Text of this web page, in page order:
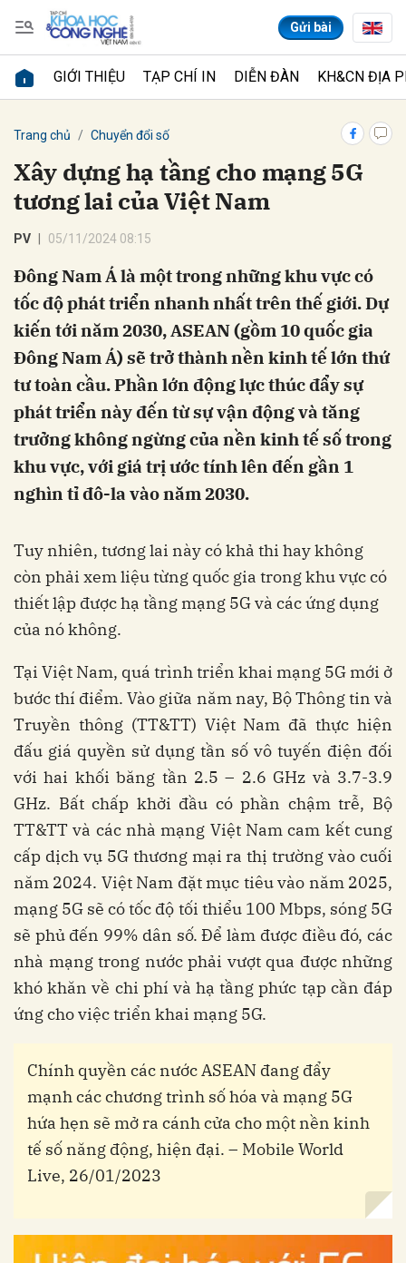
Gửi bài
GIỚI THIỆU TẠP CHÍ IN DIỄN ĐÀN KH&CN ĐỊA
Trang chủ Chuyển đổi số
Xây dựng hạ tầng cho mạng 5G
tương lai của Việt Nam
PV 05/11/2024 08:15
Đông Nam Á là một trong những khu vực có
tốc độ phát triển nhanh nhất trên thế giới. Dự
kiến tới năm 2030, ASEAN (gồm 10 quốc gia
Đông Nam Á) sẽ trở thành nền kinh tế lớn thứ
tư toàn cầu. Phần lớn động lực thúc đẩy sự
phát triển này đến từ sự vận động và tăng
trưởng không ngừng của nền kinh tế số trong
khu vực, với giá trị ước tính lên đến gần 1
nghìn tỉ đô-la vào năm 2030.
Tuy nhiên, tương lai này có khả thi hay không
còn phải xem liệu từng quốc gia trong khu vực có
thiết lập được hạ tầng mạng 5G và các ứng dụng
của nó không.
Tại Việt Nam, quá trình triển khai mạng 5G mới ở
bước thí điểm. Vào giữa năm nay, Bộ Thông tin và
Truyền thông (TT&TT) Việt Nam đã thực hiện
đấu giá quyền sử dụng tần số vô tuyến điện đối
với hai khối băng tần 2.5 – 2.6 GHz và 3.7-3.9
GHz. Bất chấp khởi đầu có phần chậm trễ, Bộ
TT&TT và các nhà mạng Việt Nam cam kết cung
cấp dịch vụ 5G thương mại ra thị trường vào cuối
năm 2024. Việt Nam đặt mục tiêu vào năm 2025,
mạng 5G sẽ có tốc độ tối thiểu 100 Mbps, sóng 5G
sẽ phủ đến 99% dân số. Để làm được điều đó, các
nhà mạng trong nước phải vượt qua được những
khó khăn về chi phí và hạ tầng phức tạp cần đáp
ứng cho việc triển khai mạng 5G.
Chính quyền các nước ASEAN đang đẩy
mạnh các chương trình số hóa và mạng 5G
hứa hẹn sẽ mở ra cánh cửa cho một nền kinh
tế số năng động, hiện đại. – Mobile World
Live, 26/01/2023
Gửi bình luận
Hủy Gửi